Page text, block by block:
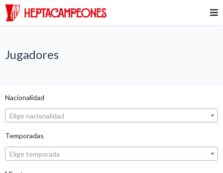
Jugadores
Nacionalidad
Elige nacionalidad
Temporadas
Elige temporada